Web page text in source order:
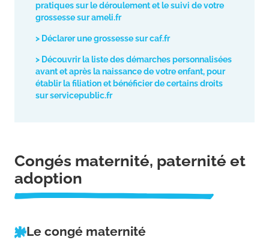
pratiques sur le déroulement et le suivi de votre
grossesse sur ameli.fr
> Déclarer une grossesse sur caf.fr
> Découvrir la liste des démarches personnalisées
avant et après la naissance de votre enfant, pour
établir la filiation et bénéficier de certains droits
sur servicepublic.fr
Congés maternité, paternité et
adoption
Le congé maternité